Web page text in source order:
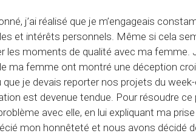
j’ai réalisé que je m’engageais
et intérêts personnels. Même si cela
les moments de qualité avec ma femme.
ma femme ont montré une déception
que je devais reporter nos projets du
est devenue tendue. Pour résoudre ce
avec elle, en lui expliquant ma
mon honnêteté et nous avons décidé